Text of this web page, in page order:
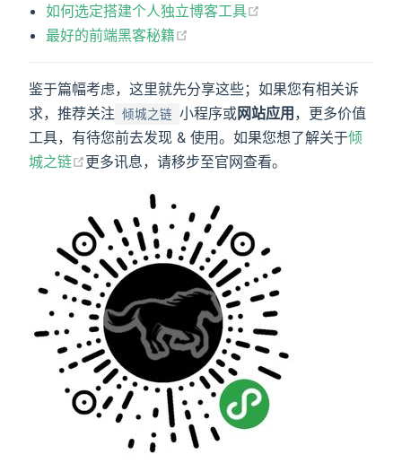
如何选定搭建个人独立博客工具
最好的前端黑客秘籍
鉴于篇幅考虑，这里就先分享这些；如果您有相关诉
求，推荐关注 倾城之链 小程序或网站应用，更多价值
工具，有待您前去发现 & 使用。如果您想了解关于倾
城之链
更多讯息，请移步至官网查看。